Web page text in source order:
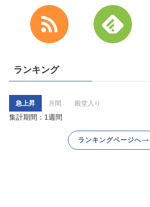
ランキング
急上昇 月間 殿堂入り
集計期間：1週間
ランキングページへ